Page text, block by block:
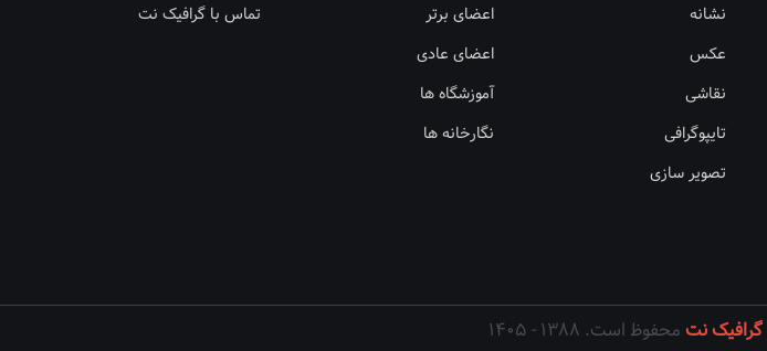
نشانه
عکس
نقاشی
تایپوگرافی
تصویر سازی
اعضای برتر
اعضای عادی
آموزشگاه ها
نگارخانه ها
تماس با گرافیک نت
گرافیک نتمحفوظ است. ۱۳۸۸ - ۱۴۰۵